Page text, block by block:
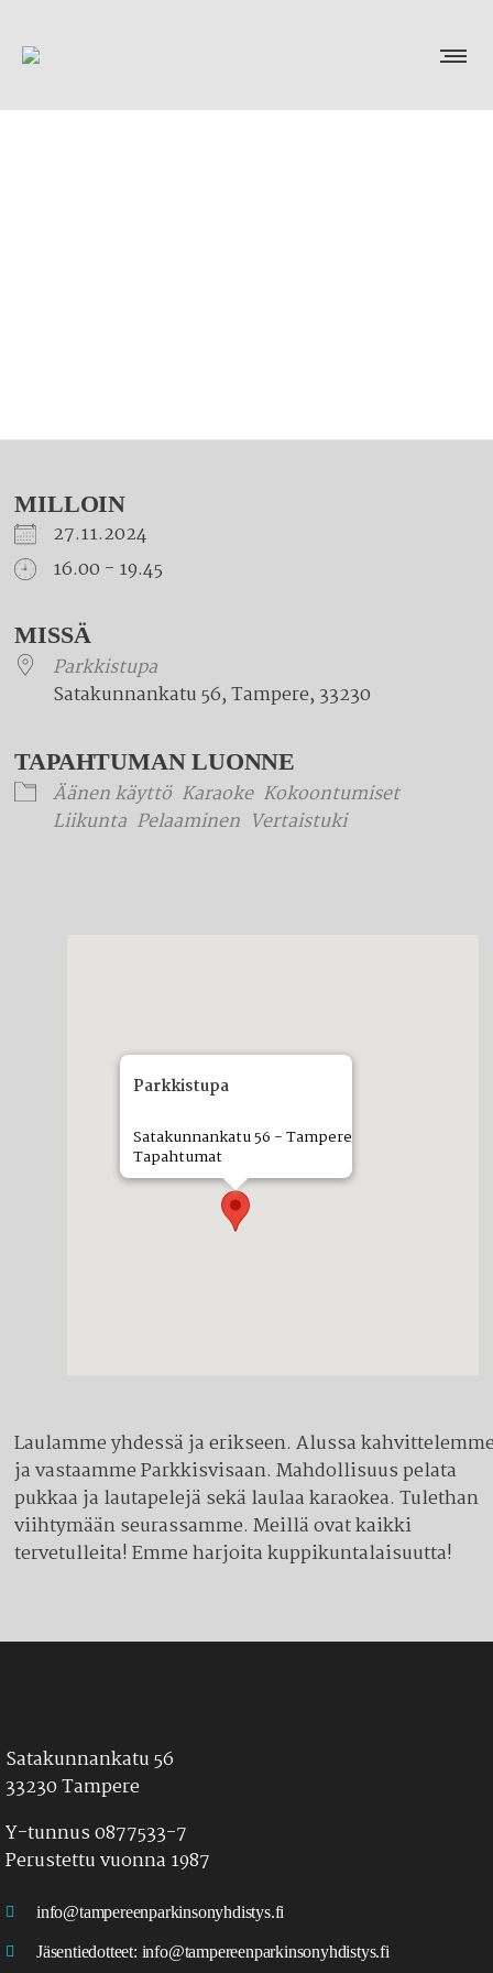
MILLOIN
27.11.2024
16.00 - 19.45
Download ICS
MISSÄ
Parkkistupa
Satakunnankatu 56, Tampere, 33230
TAPAHTUMAN LUONNE
Äänen käyttö Karaoke Kokoontumiset
Liikunta Pelaaminen Vertaistuki
Parkkistupa
Satakunnankatu 56 - Tampere
Tapahtumat
Laulamme yhdessä ja erikseen. Alussa
ja vastaamme Parkkisvisaan. Mahdollisuus pelata
pukkaa ja lautapelejä sekä laulaa karaokea. Tulethan
viihtymään seurassamme. Meillä ovat kaikki
tervetulleita! Emme harjoita kuppikuntalaisuutta!
Satakunnankatu 56
33230 Tampere
Y-tunnus 0877533-7
Perustettu vuonna 1987
info@tampereenparkinsonyhdistys.fi
Jäsentiedotteet: info@tampereenparkinsonyhdistys.fi